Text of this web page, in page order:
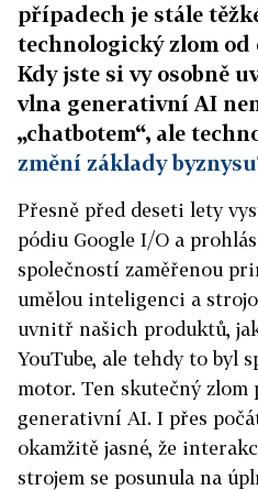
případech je stále
technologický zlom
Kdy jste si vy osobně
vlna generativní AI
„chatbotem“, ale
změní základy byznysu
Přesně před deseti lety
pódiu Google I/O a
společností zaměřenou
umělou inteligenci a
uvnitř našich produktů,
YouTube, ale tehdy to byl
motor. Ten skutečný zlom
generativní AI. I přes
okamžitě jasné, že
strojem se posunula na